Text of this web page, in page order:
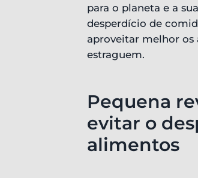
para o planeta e a
desperdício de
aproveitar melhor os
estraguem.
Pequena
evitar o
alimentos